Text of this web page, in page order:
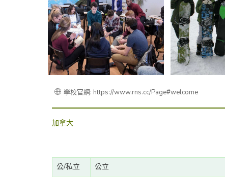
學校官網: https://www.rns.cc/Page#welcome
加拿大
公/私立 公立